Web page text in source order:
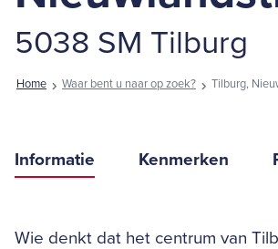
5038 SM Tilburg
Home Waar bent u naar op zoek? Tilburg,
Informatie Kenmerken
Wie denkt dat het centrum van